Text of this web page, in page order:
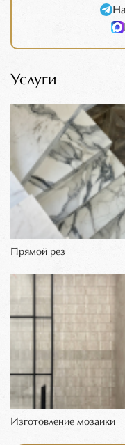
Услуги
Прямой рез
Изготовление мозаики